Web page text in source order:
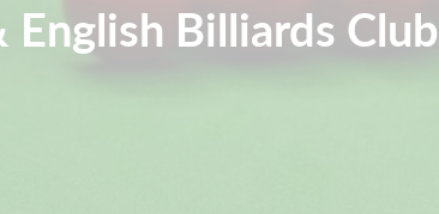
English Billiards Club